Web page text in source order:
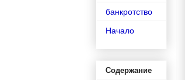
банкротство
Начало
Содержание